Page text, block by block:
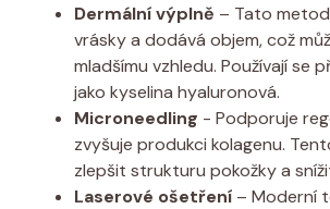
Dermální výplně – Tato
vrásky a dodává objem, což
mladšímu vzhledu. Používají se
jako kyselina hyaluronová.
Microneedling -⁣ Podporuje
zvyšuje produkci kolagenu.
⁤zlepšit strukturu pokožky a‌
Laserové ošetření – Moderní